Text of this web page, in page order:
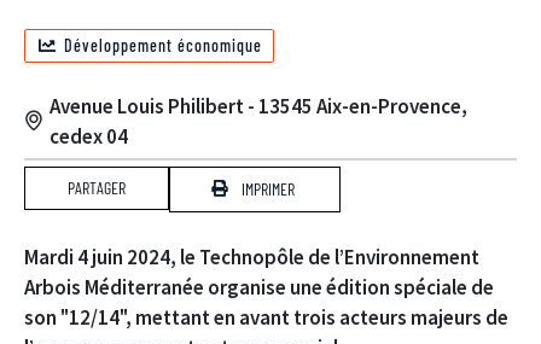
Développement économique
Avenue Louis Philibert - 13545 Aix-en-Provence,
cedex 04
PARTAGER IMPRIMER
Mardi 4 juin 2024, le Technopôle de l’Environnement
Arbois Méditerranée organise une édition spéciale de
son "12/14", mettant en avant trois acteurs majeurs de